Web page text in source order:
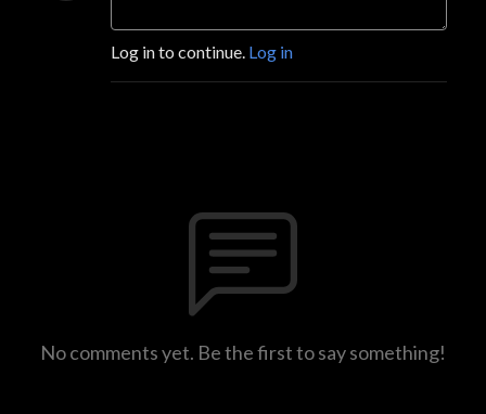
Log in to continue. Log in
No comments yet. Be the first to say something!